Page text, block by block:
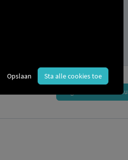
Registreer en boek nu
Opslaan Sta alle cookies toe